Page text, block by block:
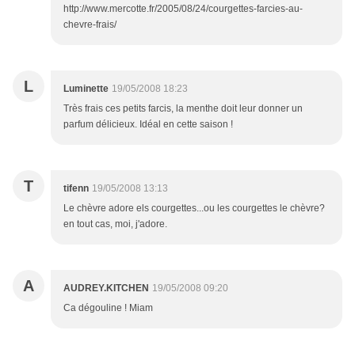
http://www.mercotte.fr/2005/08/24/courgettes-farcies-au-
chevre-frais/
L Luminette 19/05/2008 18:23
Très frais ces petits farcis, la menthe doit leur donner un
parfum délicieux. Idéal en cette saison !
T tifenn 19/05/2008 13:13
Le chèvre adore els courgettes...ou les courgettes le chèvre?
en tout cas, moi, j'adore.
A AUDREY.KITCHEN 19/05/2008 09:20
Ca dégouline ! Miam